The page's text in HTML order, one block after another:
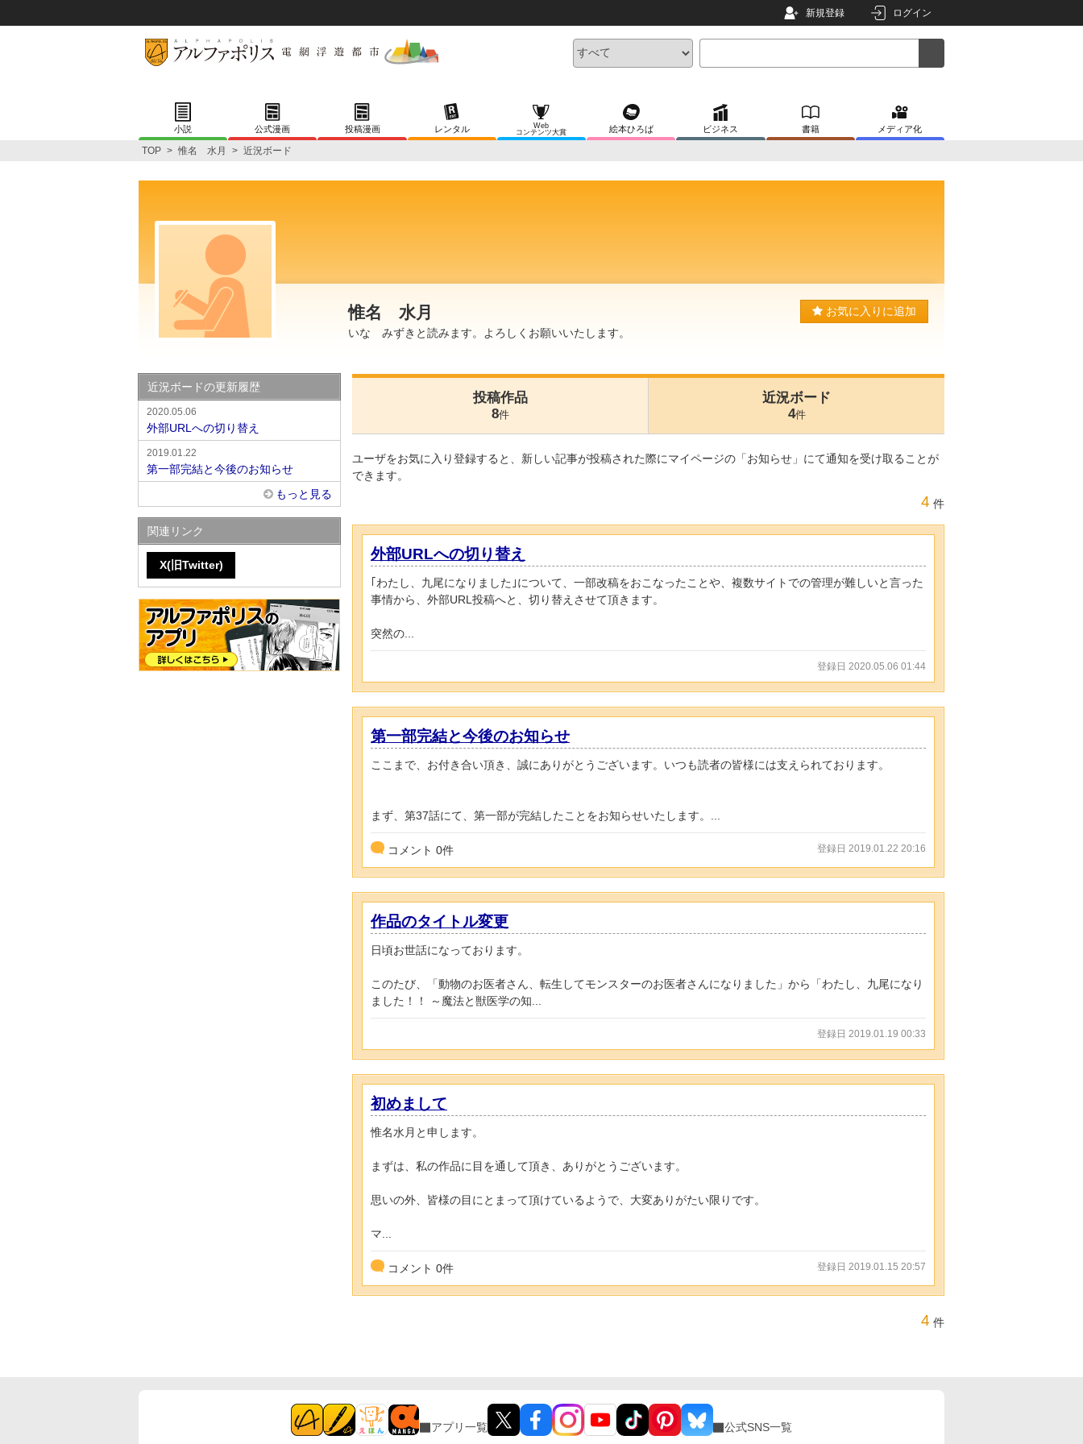
新規登録 ログイン
小説 公式漫画 投稿漫画 レンタル
Web
コンテンツ大賞
絵本ひろば ビジネス 書籍 メディア化
TOP > 惟名 水月 > 近況ボード
惟名 水月
いな みずきと読みます。よろしくお願いいたします。
お気に入りに追加
投稿作品
8件
近況ボード
4件
ユーザをお気に入り登録すると、新しい記事が投稿された際にマイページの「お知らせ」にて通知を受け取ることが
できます。
4 件
外部URLへの切り替え
｢わたし、九尾になりました｣について、一部改稿をおこなったことや、複数サイトでの管理が難しいと言った
事情から、外部URL投稿へと、切り替えさせて頂きます。
突然の...
登録日 2020.05.06 01:44
第一部完結と今後のお知らせ
ここまで、お付き合い頂き、誠にありがとうございます。いつも読者の皆様には支えられております。
まず、第37話にて、第一部が完結したことをお知らせいたします。...
コメント 0件 登録日 2019.01.22 20:16
作品のタイトル変更
日頃お世話になっております。
このたび、「動物のお医者さん、転生してモンスターのお医者さんになりました」から「わたし、九尾になり
ました！！ ～魔法と獣医学の知...
登録日 2019.01.19 00:33
初めまして
惟名水月と申します。
まずは、私の作品に目を通して頂き、ありがとうございます。
思いの外、皆様の目にとまって頂けているようで、大変ありがたい限りです。
マ...
コメント 0件 登録日 2019.01.15 20:57
4 件
近況ボードの更新履歴
2020.05.06
外部URLへの切り替え
2019.01.22
第一部完結と今後のお知らせ
もっと見る
関連リンク
X(旧Twitter)
アプリ一覧 公式SNS一覧